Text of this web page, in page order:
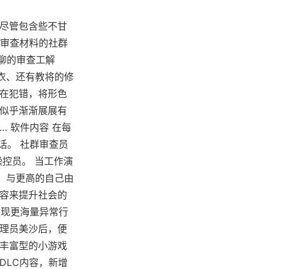
管包含些不甘
查材料的社群
的审查工解
、还有教将的修
犯错，将形色
乎渐渐展展有
软件内容 在每
。 社群审查员
员。 当工作演
与更高的自己由
来提升社会的
更海量异常行
员美沙后，便
富型的小游戏
内容，新增